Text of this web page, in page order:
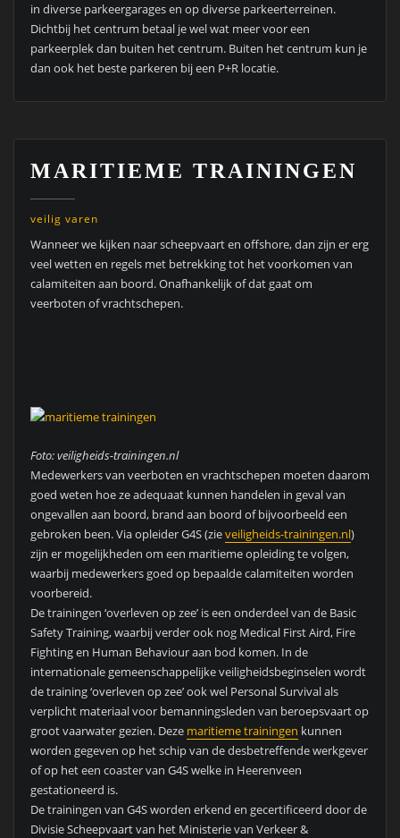
in diverse parkeergarages en op diverse parkeerterreinen.
Dichtbij het centrum betaal je wel wat meer voor een
parkeerplek dan buiten het centrum. Buiten het centrum kun je
dan ook het beste parkeren bij een P+R locatie.
MARITIEME TRAININGEN
veilig varen
Wanneer we kijken naar scheepvaart en offshore, dan zijn er erg
veel wetten en regels met betrekking tot het voorkomen van
calamiteiten aan boord. Onafhankelijk of dat gaat om
veerboten of vrachtschepen.
Foto: veiligheids-trainingen.nl
Medewerkers van veerboten en vrachtschepen moeten daarom
goed weten hoe ze adequaat kunnen handelen in geval van
ongevallen aan boord, brand aan boord of bijvoorbeeld een
gebroken been. Via opleider G4S (zieveiligheids-trainingen.nl)
zijn er mogelijkheden om een maritieme opleiding te volgen,
waarbij medewerkers goed op bepaalde calamiteiten worden
voorbereid.
De trainingen ‘overleven op zee’ is een onderdeel van de Basic
Safety Training, waarbij verder ook nog Medical First Aird, Fire
Fighting en Human Behaviour aan bod komen. In de
internationale gemeenschappelijke veiligheidsbeginselen wordt
de training ‘overleven op zee’ ook wel Personal Survival als
verplicht materiaal voor bemanningsleden van beroepsvaart op
groot vaarwater gezien. Deze maritieme trainingen kunnen
worden gegeven op het schip van de desbetreffende werkgever
of op het een coaster van G4S welke in Heerenveen
gestationeerd is.
De trainingen van G4S worden erkend en gecertificeerd door de
Divisie Scheepvaart van het Ministerie van Verkeer &